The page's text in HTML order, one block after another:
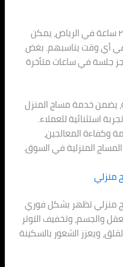
بفضل خدمة مساج المنزل على مدار ٢٤ ساعة في الرياض، يمكن
في أي وقت يناسبهم. بغض
جلسة في ساعات متأخرة
يضمن خدمة مساج المنزل
تجربة استثنائية للعملاء.
وكفاءة المعالجين،
المنزلية في السوق.
منزلي
منزلي تظهر بشكل فوري
والجسم، وتخفيف التوتر
ويعزز الشعور بالسكينة